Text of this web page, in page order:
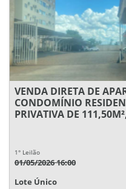
VENDA DIRETA DE
CONDOMÍNIO
PRIVATIVA DE
1° Leilão
01/05/2026 16:00
Lote Único